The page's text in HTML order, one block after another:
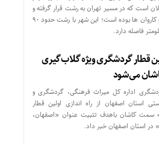
است که در مسیر تهران به رشت قرار گرفته و
روزگاری محل عبور بازرگان ها و کاروان ها بوده است؛ این شهر با رشت حدود ۹۰
قطار گردشگری ویژه گلاب‌گیری
می‌شود
اداره کل میراث فرهنگی، گردشگری و
استان اصفهان از راه اندازی اولین قطار
سمت کاشان باهدف تثبیت عنوان «اصفهان،
در استان اصفهان خبر داد.